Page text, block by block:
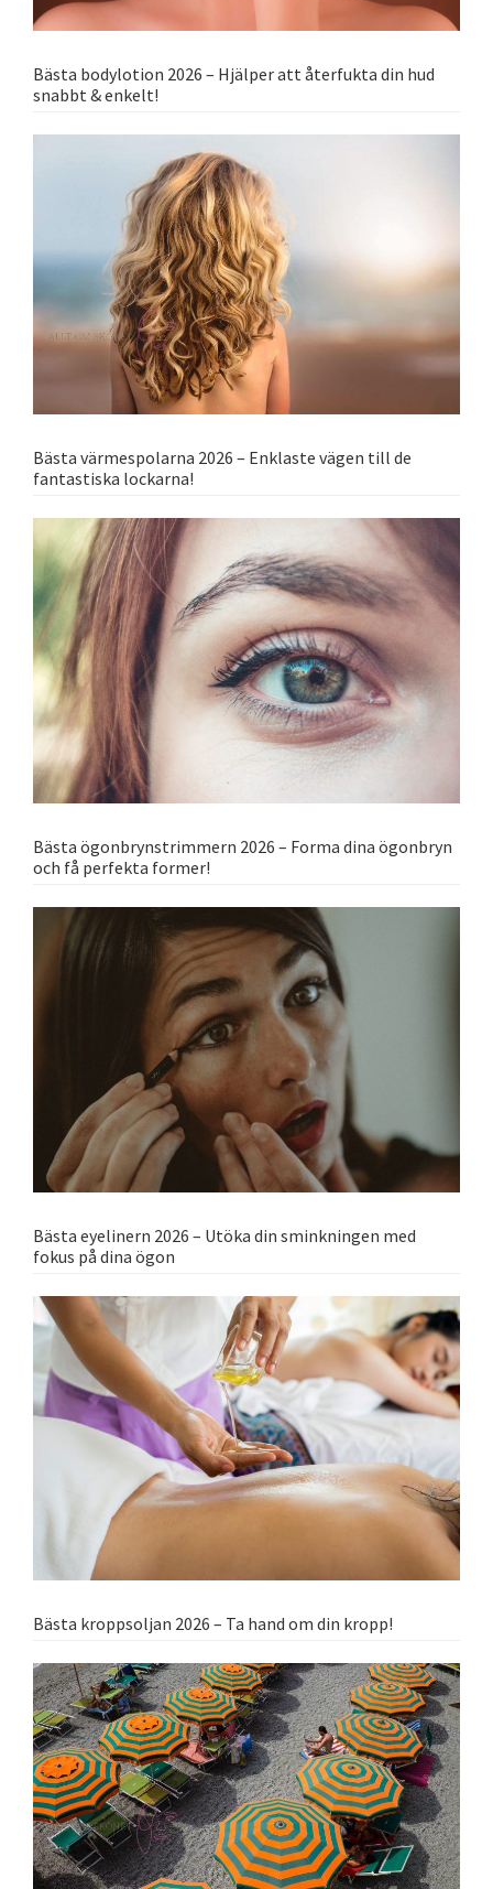
Bästa bodylotion 2026 – Hjälper att återfukta din hud
snabbt & enkelt!
Bästa värmespolarna 2026 – Enklaste vägen till de
fantastiska lockarna!
Bästa ögonbrynstrimmern 2026 – Forma dina ögonbryn
och få perfekta former!
Bästa eyelinern 2026 – Utöka din sminkningen med
fokus på dina ögon
Bästa kroppsoljan 2026 – Ta hand om din kropp!